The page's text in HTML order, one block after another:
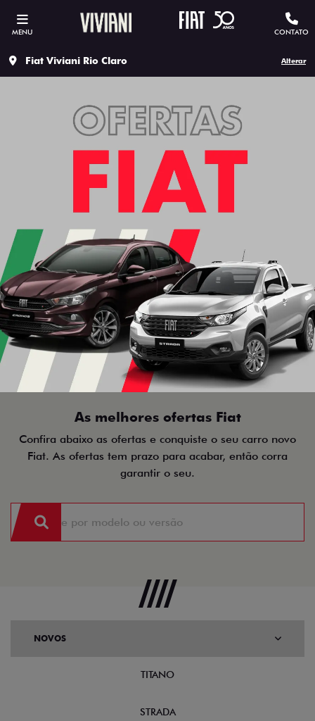
MENU CONTATO
Fiat Viviani Rio Claro Alterar
As melhores ofertas Fiat
Confira abaixo as ofertas e conquiste o seu carro novo
Fiat. As ofertas tem prazo para acabar, então corra
garantir o seu.
NOVOS
TITANO
STRADA